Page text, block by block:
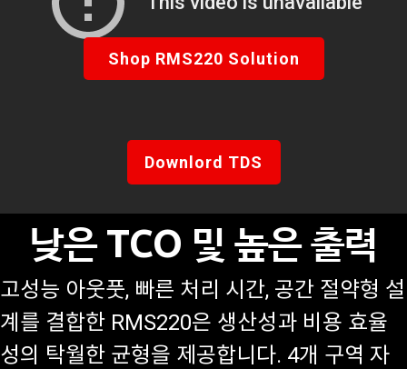
Shop RMS220 Solution
Downlord TDS
낮은 TCO 및 높은 출력
고성능 아웃풋, 빠른 처리 시간, 공간 절약형 설
계를 결합한 RMS220은 생산성과 비용 효율
성의 탁월한 균형을 제공합니다. 4개 구역 자